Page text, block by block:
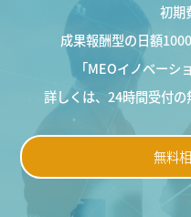
初期
成果報酬型の日額
「MEOイノベーシ
詳しくは、24時間受付の
無料